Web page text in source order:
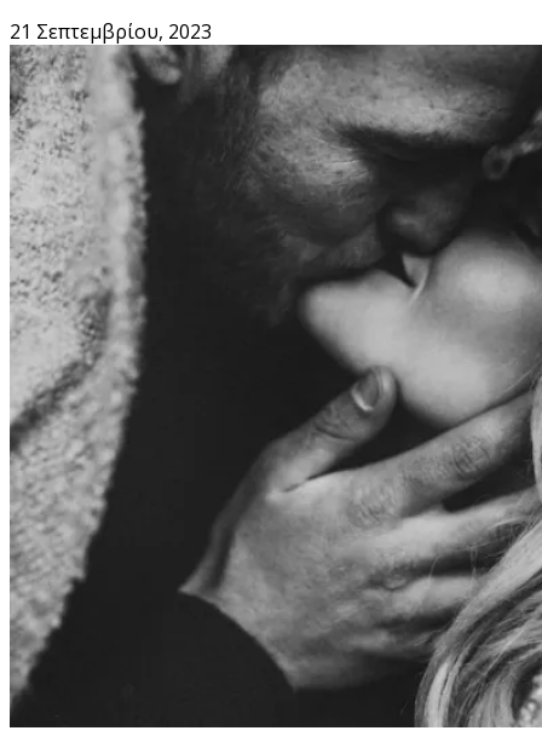
21 Σεπτεμβρίου, 2023